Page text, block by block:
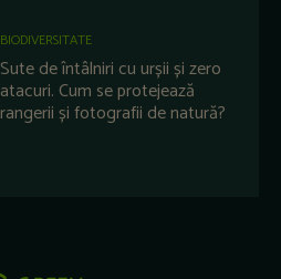
BIODIVERSITATE
Sute de întâlniri cu urșii și zero
atacuri. Cum se protejează
rangerii și fotografii de natură?